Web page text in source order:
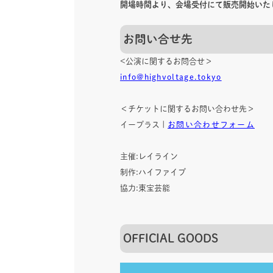
開場時間より、会場受付にて販売開始いた
お問い合せ先
<公演に関するお問合せ＞
info@highvoltage.tokyo
＜チケットに関するお問い合わせ先＞
イープラス |
お問い合わせフォーム
主催:レイライン
制作:ハイファイブ
協力:東宝芸能
OFFICIAL GOODS